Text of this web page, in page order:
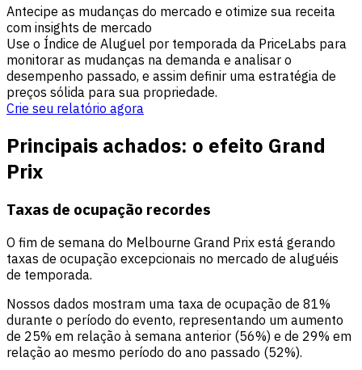
Antecipe as mudanças do mercado e otimize sua receita
com insights de mercado
Use o Índice de Aluguel por temporada da PriceLabs para
monitorar as mudanças na demanda e analisar o
desempenho passado, e assim definir uma estratégia de
preços sólida para sua propriedade.
Crie seu relatório agora
Principais achados: o efeito Grand
Prix
Taxas de ocupação recordes
O fim de semana do Melbourne Grand Prix está gerando
taxas de ocupação excepcionais no mercado de aluguéis
de temporada.
Nossos dados mostram uma taxa de ocupação de 81%
durante o período do evento, representando um aumento
de 25% em relação à semana anterior (56%) e de 29% em
relação ao mesmo período do ano passado (52%).